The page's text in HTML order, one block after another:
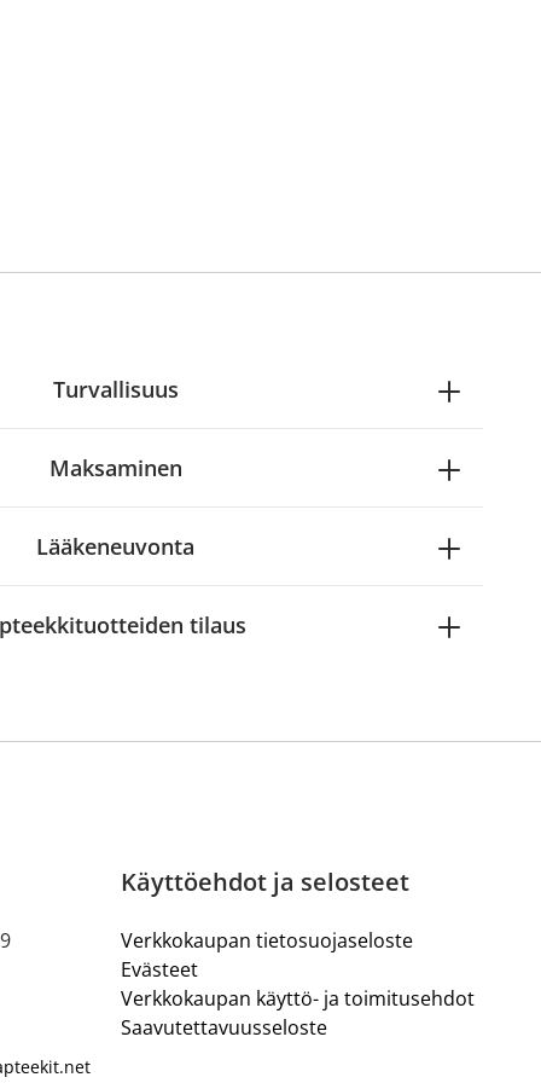
Turvallisuus
Maksaminen
Lääkeneuvonta
tilaus
Käyttöehdot ja selosteet
Verkkokaupan tietosuojaseloste
Evästeet
Verkkokaupan käyttö- ja toimitusehdot
Saavutettavuusseloste